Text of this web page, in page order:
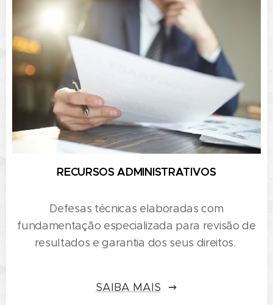
RECURSOS ADMINISTRATIVOS
Defesas técnicas elaboradas com
fundamentação especializada para revisão de
resultados e garantia dos seus direitos.
SAIBA MAIS